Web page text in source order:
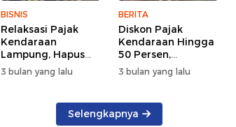
BISNIS
Relaksasi Pajak
Kendaraan
Lampung, Hapus
Denda dan Beri
Diskon BBN
3 bulan yang lalu
BERITA
Diskon Pajak
Kendaraan Hingga
50 Persen,
Lampung Genjot
Mutasi Kendaraan
3 bulan yang lalu
Selengkapnya